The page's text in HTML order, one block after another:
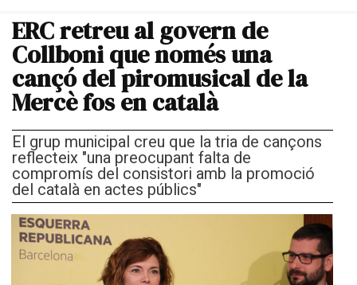
ERC retreu al govern de
Collboni que només una
cançó del piromusical de la
Mercè fos en català
El grup municipal creu que la tria de cançons
reflecteix "una preocupant falta de
compromís del consistori amb la promoció
del català en actes públics"